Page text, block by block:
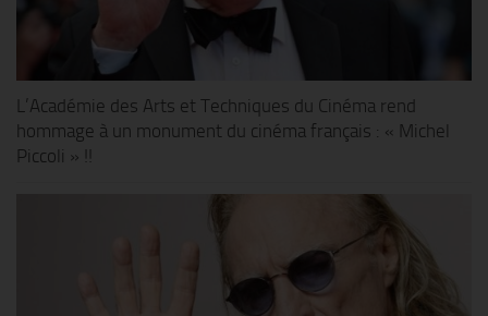
L’Académie des Arts et Techniques du Cinéma rend
hommage à un monument du cinéma français : « Michel
Piccoli » !!